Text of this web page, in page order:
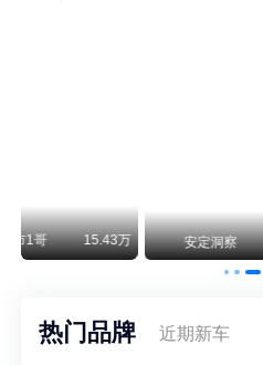
安定洞察 8.07万 智
热门品牌 近期新车